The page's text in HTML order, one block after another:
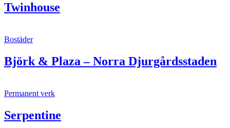
Twinhouse
Bostäder
Björk & Plaza – Norra Djurgårdsstaden
Permanent verk
Serpentine